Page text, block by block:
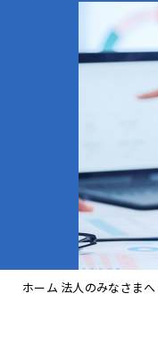
ホーム 法人のみなさまへ